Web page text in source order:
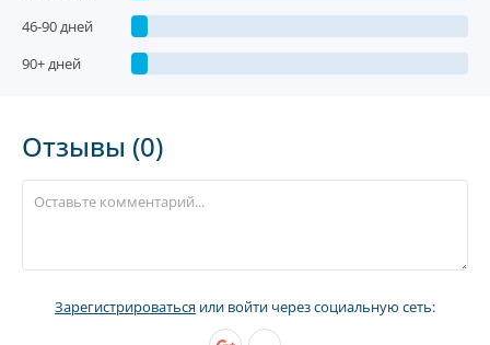
46-90 дней
90+ дней
Отзывы (0)
Зарегистрироваться или войти через социальную сеть: